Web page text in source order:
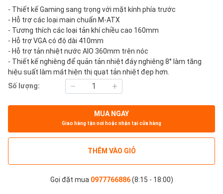
- Thiết kế Gaming sang trọng với mặt kính phía trước
- Hỗ trợ các loại main chuẩn M-ATX
- Tương thích các loại tản khí chiều cao 160mm
- Hỗ trợ VGA có độ dài 410mm
- Hỗ trợ tản nhiệt nước AIO 360mm trên nóc
- Thiết kế nghiêng để quản tản nhiệt đáy nghiêng 8° làm tăng
hiệu suất làm mát hiện thị quạt tản nhiệt đẹp hơn.
Số lượng:
MUA NGAY
Giao hàng tận nơi hoặc nhận tại cửa hàng
THÊM VÀO GIỎ
Gọi đặt mua 0977766886(8:15 - 18:00)